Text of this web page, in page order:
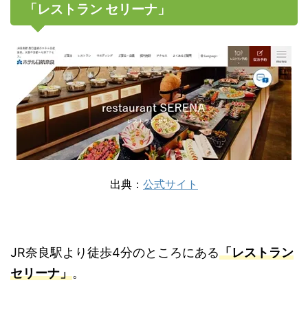
「レストラン セリーナ」
出典： 公式サイト
JR奈良駅より徒歩4分のところにある「レストラン
セリーナ」。